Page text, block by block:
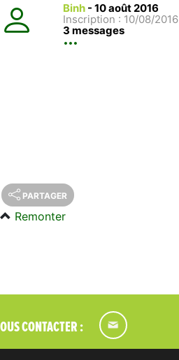
Binh - 10 août 2016
Inscription : 10/08/2016
3 messages
PARTAGER
Remonter
CONTACTER :